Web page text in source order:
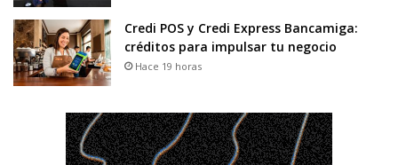
Credi POS y Credi Express Bancamiga:
créditos para impulsar tu negocio
Hace 19 horas